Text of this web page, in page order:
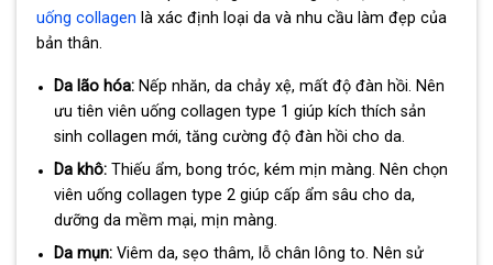
uống collagen là xác định loại da và nhu cầu làm đẹp của
bản thân.
Da lão hóa:Nếp nhăn, da chảy xệ, mất độ đàn hồi. Nên
ưu tiên viên uống collagen type 1 giúp kích thích sản
sinh collagen mới, tăng cường độ đàn hồi cho da.
Da khô:Thiếu ẩm, bong tróc, kém mịn màng. Nên chọn
viên uống collagen type 2 giúp cấp ẩm sâu cho da,
dưỡng da mềm mại, mịn màng.
Da mụn:Viêm da, sẹo thâm, lỗ chân lông to. Nên sử